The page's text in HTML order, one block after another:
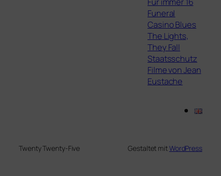
Funeral
Casino Blues
The Lights,
They Fall
Staatsschutz
Filme von Jean
Eustache
Twenty Twenty-Five Gestaltet mitWordPress